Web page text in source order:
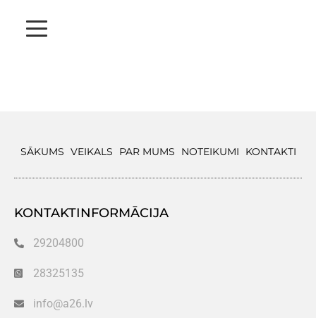
SĀKUMS VEIKALS PAR MUMS NOTEIKUMI KONTAKTI
KONTAKTINFORMĀCIJA
29204800
28325135
info@a26.lv